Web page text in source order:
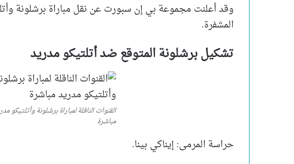
وقد أعلنت مجموعة بي إن سبورت عن نقل مباراة برشلونة
المشفرة.
تشكيل برشلونة المتوقع ضد أتلتيكو مدريد
القنوات الناقلة لمباراة برشلونة وأتلتيكو
مباشرة
حراسة المرمى: إيناكي بينا.